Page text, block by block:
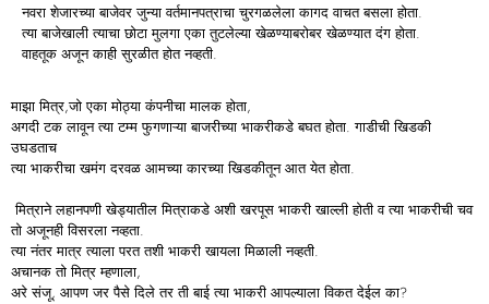
नवरा शेजारच्या बाजेवर जुन्या वर्तमानपत्राचा चुरगळलेला कागद वाचत बसला होता.
त्या बाजेखाली त्याचा छोटा मुलगा एका तुटलेल्या खेळण्याबरोबर खेळण्यात दंग होता.
वाहतूक अजून काही सुरळीत होत नव्हती.
माझा मित्र,जो एका मोठ्या कंपनीचा मालक होता,
अगदी टक लावून त्या टम्म फुगणाऱ्या बाजरीच्या भाकरीकडे बघत होता. गाडीची खिडकी
उघडताच
त्या भाकरीचा खमंग दरवळ आमच्या कारच्या खिडकीतून आत येत होता.
मित्राने लहानपणी खेड्यातील मित्राकडे अशी खरपूस भाकरी खाल्ली होती व त्या भाकरीची चव
तो अजूनही विसरला नव्हता.
त्या नंतर मात्र त्याला परत तशी भाकरी खायला मिळाली नव्हती.
अचानक तो मित्र म्हणाला,
अरे संजू, आपण जर पैसे दिले तर ती बाई त्या भाकरी आपल्याला विकत देईल का?